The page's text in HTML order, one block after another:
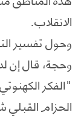
الانقلاب.
وحول تفسير
وحجة، قال إن
"الفكر
الحزام